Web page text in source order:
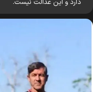
دارد و این عدالت نیست.